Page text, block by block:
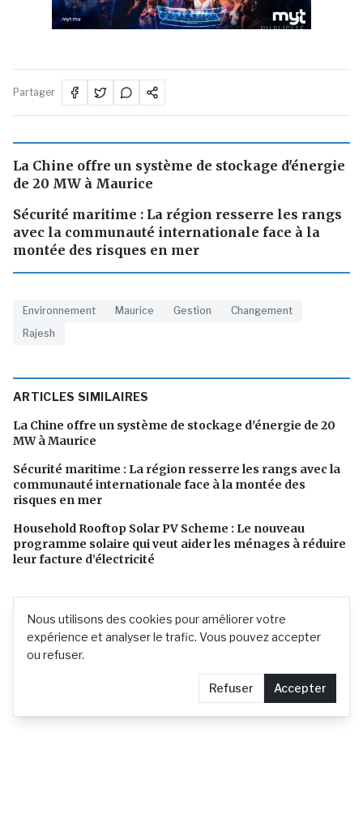
Nous utilisons des cookies pour améliorer votre
expérience et analyser le trafic. Vous pouvez accepter
ou refuser.
Refuser Accepter
PUBLICITÉ
Partager
La Chine offre un système de stockage d'énergie
de 20 MW à Maurice
Sécurité maritime : La région resserre les rangs
avec la communauté internationale face à la
montée des risques en mer
Environnement Maurice Gestion
Changement
Rajesh
ARTICLES SIMILAIRES
La Chine offre un système de stockage d'énergie de 20
MW à Maurice
Sécurité maritime : La région resserre les rangs avec la
communauté internationale face à la montée des
risques en mer
Household Rooftop Solar PV Scheme : Le nouveau
programme solaire qui veut aider les ménages à réduire
leur facture d’électricité